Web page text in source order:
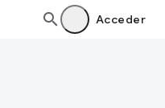
Acceder